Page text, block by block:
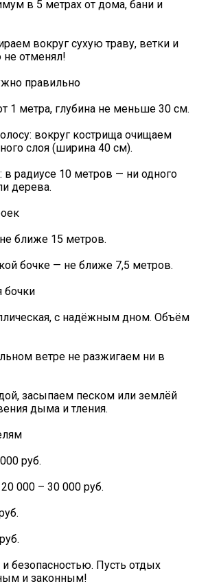
в 5 метрах от дома, бани и
вокруг сухую траву, ветки и
не отменял!
правильно
1 метра, глубина не меньше 30 см.
вокруг кострища очищаем
слоя (ширина 40 см).
радиусе 10 метров — ни одного
дерева.
ближе 15 метров.
бочке — не ближе 7,5 метров.
бочки
с надёжным дном. Объём
ветре не разжигаем ни в
засыпаем песком или землёй
дыма и тления.
руб.
000 – 30 000 руб.
безопасностью. Пусть отдых
и законным!